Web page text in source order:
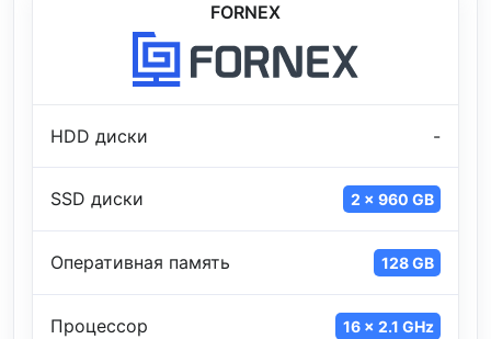
FORNEX
HDD диски -
SSD диски 2 x 960 GB
Оперативная память 128 GB
Процессор 16 x 2.1 GHz